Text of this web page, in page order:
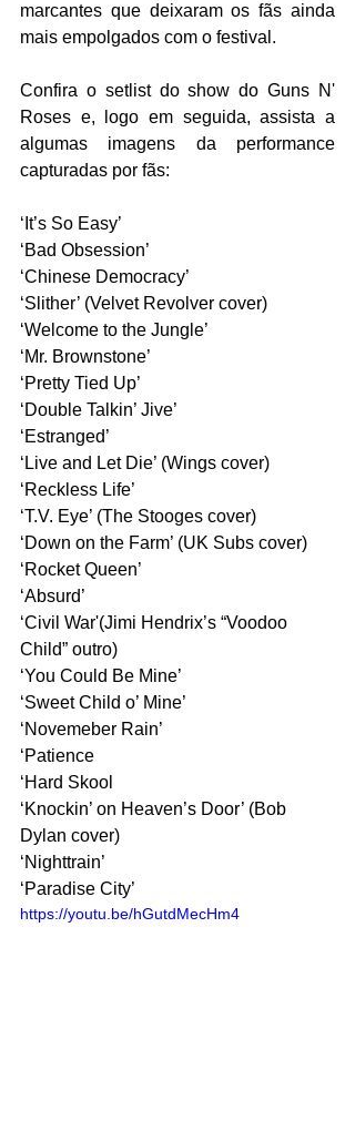
marcantes que deixaram os fãs ainda
mais empolgados com o festival.
Confira o setlist do show do Guns N'
Roses e, logo em seguida, assista a
algumas imagens da performance
capturadas por fãs:
‘It’s So Easy’
‘Bad Obsession’
‘Chinese Democracy’
‘Slither’ (Velvet Revolver cover)
‘Welcome to the Jungle’
‘Mr. Brownstone’
‘Pretty Tied Up’
‘Double Talkin’ Jive’
‘Estranged’
‘Live and Let Die’ (Wings cover)
‘Reckless Life’
‘T.V. Eye’ (The Stooges cover)
‘Down on the Farm’ (UK Subs cover)
‘Rocket Queen’
‘Absurd’
‘Civil War'(Jimi Hendrix’s “Voodoo
Child” outro)
‘You Could Be Mine’
‘Sweet Child o’ Mine’
‘Novemeber Rain’
‘Patience
‘Hard Skool
‘Knockin’ on Heaven’s Door’ (Bob
Dylan cover)
‘Nighttrain’
‘Paradise City’
https://youtu.be/hGutdMecHm4